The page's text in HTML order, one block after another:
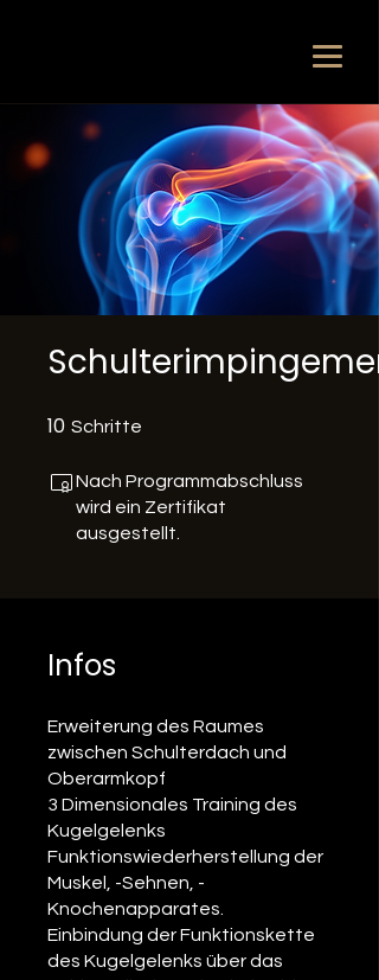
10 Schritte
Nach Programmabschluss
wird ein Zertifikat
ausgestellt.
Infos
Erweiterung des Raumes
zwischen Schulterdach und
Oberarmkopf
3 Dimensionales Training des
Kugelgelenks
Funktionswiederherstellung der
Muskel, -Sehnen, -
Knochenapparates.
Einbindung der Funktionskette
des Kugelgelenks über das